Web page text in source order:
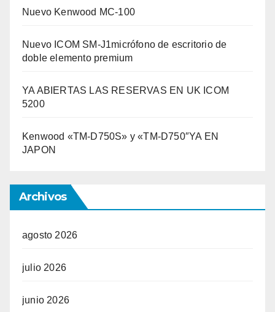
Nuevo Kenwood MC-100
Nuevo ICOM SM-J1micrófono de escritorio de
doble elemento premium
YA ABIERTAS LAS RESERVAS EN UK ICOM
5200
Kenwood «TM-D750S» y «TM-D750″YA EN
JAPON
Archivos
agosto 2026
julio 2026
junio 2026